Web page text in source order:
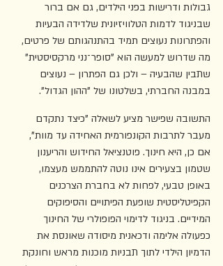
גבולות ודרישות בפני הילדים, גם אם ברור
שבניגוד לדמות הטלוויזיונית שלדידה הבעיות
והפתרונות נעוצים תמיד בהתנהגותם של פרטים,
מה שדרוש למעשה הוא "סופר־נני מרקסיסטית"
שתבין שהבעיה – ולכן גם הפתרון – נעוצים
במבנה החברתי, בשלטונו של "ההון הגדול".
התשובה שפישר מציע לשאלה "כיצד נתקדם
מעבר לתרבות הקונפורמית האחידה עד מוות",
אם כן, היא חינוך. פוטנציאל החידוש והריענון
שטמון בצעירים אינו נוטה להתממש מעצמו,
באופן טבעי, לפחות לא בחברת הצרכנים
הקפיטליסטית שופעת הפיתויים והסיפוקים
המידיים. בניגוד לדימוי הפופולרי של החינוך
כפעולה אלימה ודכאנית מיסודה שאונסת את
הדמיון הילדי לתוך תבניות מוכנות מראש וחונקת